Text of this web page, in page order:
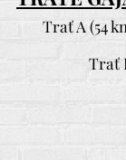
Trať A (54
Trať